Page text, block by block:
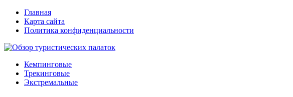
Главная
Карта сайта
Политика конфиденциальности
Кемпинговые
Трекинговые
Экстремальные